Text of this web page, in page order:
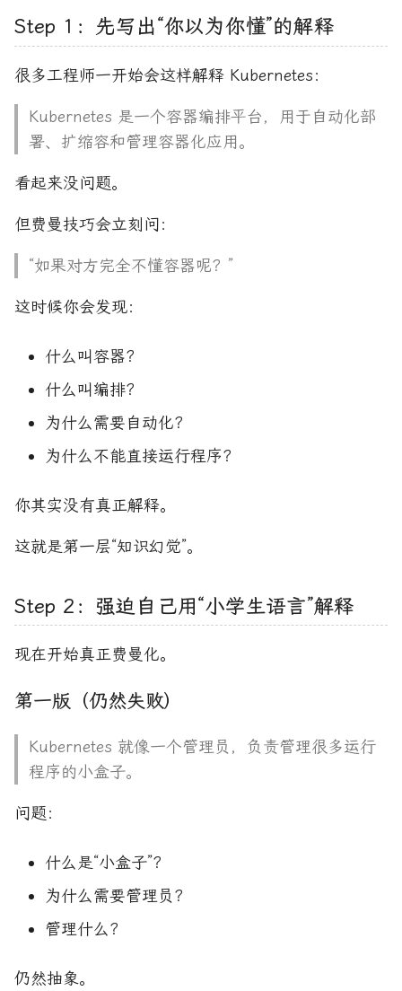
Step 1：先写出“你以为你懂”的解释
很多工程师一开始会这样解释 Kubernetes：
Kubernetes 是一个容器编排平台，用于自动化部
署、扩缩容和管理容器化应用。
看起来没问题。
但费曼技巧会立刻问：
“如果对方完全不懂容器呢？”
这时候你会发现：
什么叫容器？
什么叫编排？
为什么需要自动化？
为什么不能直接运行程序？
你其实没有真正解释。
这就是第一层“知识幻觉”。
Step 2：强迫自己用“小学生语言”解释
现在开始真正费曼化。
第一版（仍然失败）
Kubernetes 就像一个管理员，负责管理很多运行
程序的小盒子。
问题：
什么是“小盒子”？
为什么需要管理员？
管理什么？
仍然抽象。